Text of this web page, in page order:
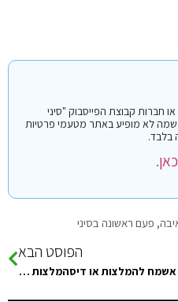
חברות קבוצת הפייסבוק "סיני
3 שנים. שמו או שמה לא מופיע באתר מטעמי פרטיות
בלבד.
, פעם ראשונה בסיני
הפוסט הבא
אשמח להמלצות או דיסהמלצות על סינדרלה בנואיבה